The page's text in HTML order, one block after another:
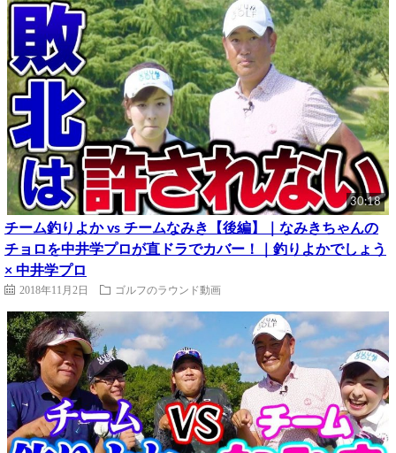
30:18
チーム釣りよか vs チームなみき【後編】｜なみきちゃんの
チョロを中井学プロが直ドラでカバー！｜釣りよかでしょう
× 中井学プロ
2018年11月2日 ゴルフのラウンド動画